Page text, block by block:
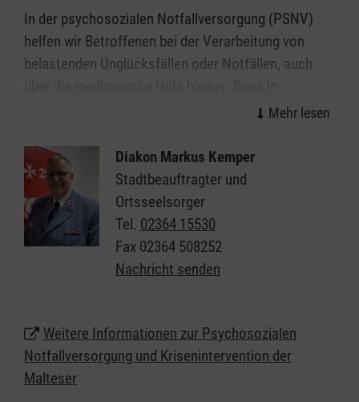
In der psychosozialen Notfallversorgung (PSNV)
helfen wir Betroffenen bei der Verarbeitung von
belastenden Unglücksfällen oder Notfällen, auch
Notfallsituationen oder bei Unglücksfällen reichen
oftmals nicht aus. Es handelt sich dabei nicht nur
um Unterstützung nach schwerwiegenden
Ereignissen für die Bevölkerung in Ort, sondern auch
um die gezielte Fürsorge für unsere Helfenden und
Mitarbeitenden.
Diakon Markus Kemper
Stadtbeauftragter und
Ortsseelsorger
Tel. 02364 15530
Fax 02364 508252
Nachricht senden
Weitere Informationen zur Psychosozialen
Notfallversorgung und Krisenintervention der
Malteser